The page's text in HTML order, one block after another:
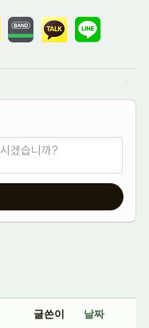
겠습니까?
글쓴이 날짜